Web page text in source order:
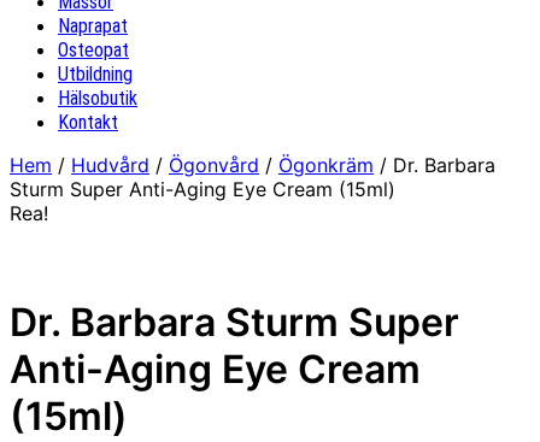
Naprapat
Osteopat
Utbildning
Hälsobutik
Kontakt
Hem / Hudvård / Ögonvård / Ögonkräm / Dr. Barbara
Sturm Super Anti-Aging Eye Cream (15ml)
Rea!
Dr. Barbara Sturm Super
Anti-Aging Eye Cream
(15ml)